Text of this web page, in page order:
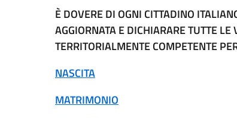
È DOVERE DI OGNI CITTADINO
AGGIORNATA E DICHIARARE TUTTE
TERRITORIALMENTE COMPETENTE
NASCITA
MATRIMONIO